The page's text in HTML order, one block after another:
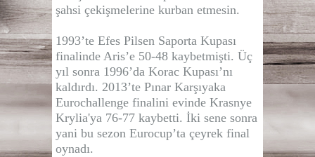
şahsi çekişmelerine kurban etmesin.
1993’te Efes Pilsen Saporta Kupası
finalinde Aris’e 50-48 kaybetmişti. Üç
yıl sonra 1996’da Korac Kupası’nı
kaldırdı. 2013’te Pınar Karşıyaka
Eurochallenge finalini evinde Krasnye
Krylia'ya 76-77 kaybetti. İki sene sonra
yani bu sezon Eurocup’ta çeyrek final
oynadı.